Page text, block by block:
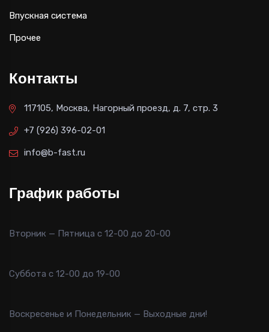
Впускная система
Прочее
Контакты
117105, Москва, Нагорный проезд, д. 7, стр. 3
+7 (926) 396-02-01
info@b-fast.ru
График работы
Вторник — Пятница с 12-00 до 20-00
Суббота с 12-00 до 19-00
Воскресенье и Понедельник — Выходные дни!